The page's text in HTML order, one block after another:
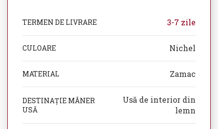
TERMEN DE LIVRARE 3-7 zile
CULOARE Nichel
MATERIAL Zamac
DESTINAȚIE MÂNER
USĂ
Usă de interior din
lemn